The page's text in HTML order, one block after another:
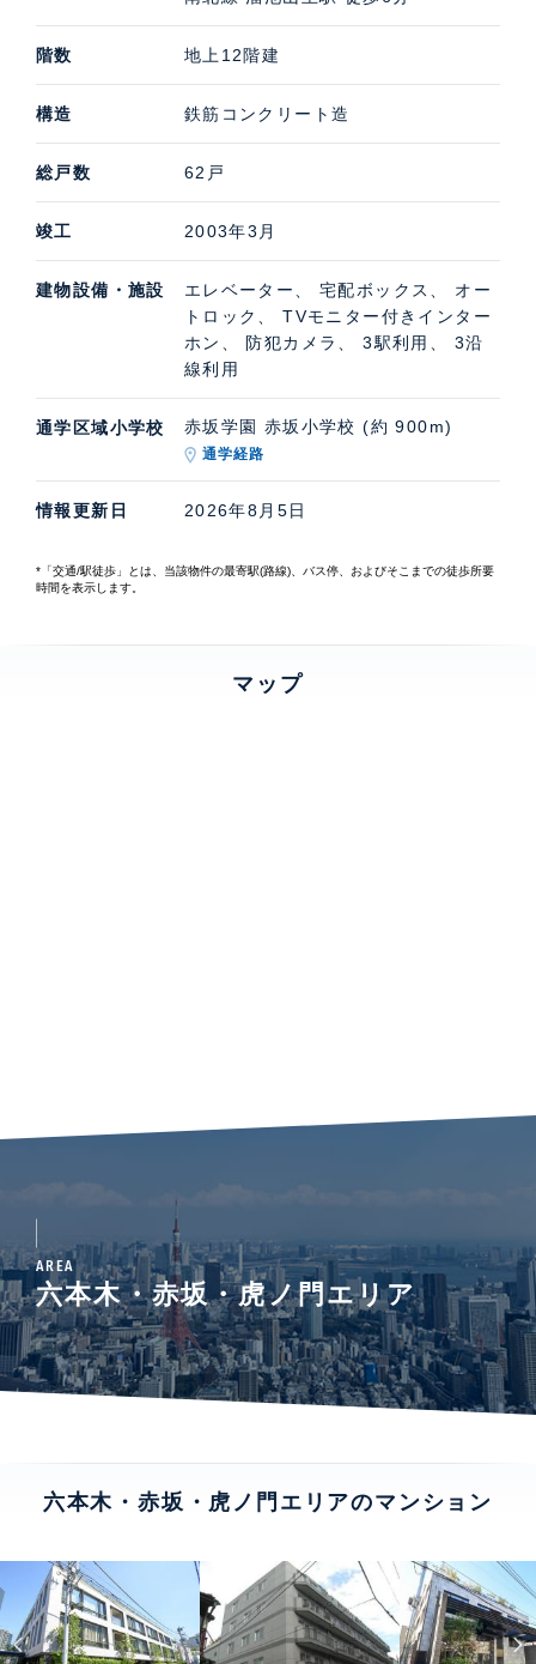
階数 地上12階建
構造 鉄筋コンクリート造
総戸数 62戸
竣工 2003年3月
建物設備・施設
エレベーター、 宅配ボックス、 オー
トロック、 TVモニター付きインター
ホン、 防犯カメラ、 3駅利用、 3沿
線利用
通学区域小学校 赤坂学園 赤坂小学校 (約 900m)
通学経路
情報更新日 2026年8月5日
*「交通/駅徒歩」とは、当該物件の最寄駅(路線)、バス停、およびそこまでの徒歩所要
時間を表示します。
マップ
AREA
六本木・赤坂・虎ノ門エリア
六本木・赤坂・虎ノ門エリアのマンション